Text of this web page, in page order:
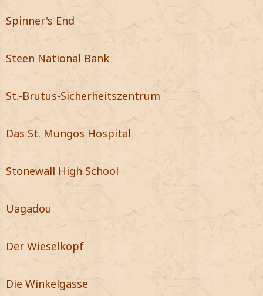
Spinner's End
Steen National Bank
St.-Brutus-Sicherheitszentrum
Das St. Mungos Hospital
Stonewall High School
Uagadou
Der Wieselkopf
Die Winkelgasse